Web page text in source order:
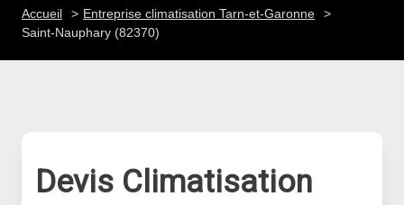
Accueil
Entreprise climatisation Tarn-et-Garonne
Saint-Nauphary (82370)
Devis Climatisation